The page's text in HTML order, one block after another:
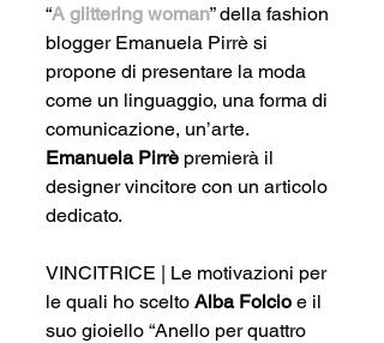
“A glittering woman” della fashion
blogger Emanuela Pirrè si
propone di presentare la moda
come un linguaggio, una forma di
comunicazione, un’arte.
Emanuela Pirrè premierà il
designer vincitore con un articolo
dedicato.
VINCITRICE | Le motivazioni per
le quali ho scelto Alba Folcio e il
suo gioiello “Anello per quattro